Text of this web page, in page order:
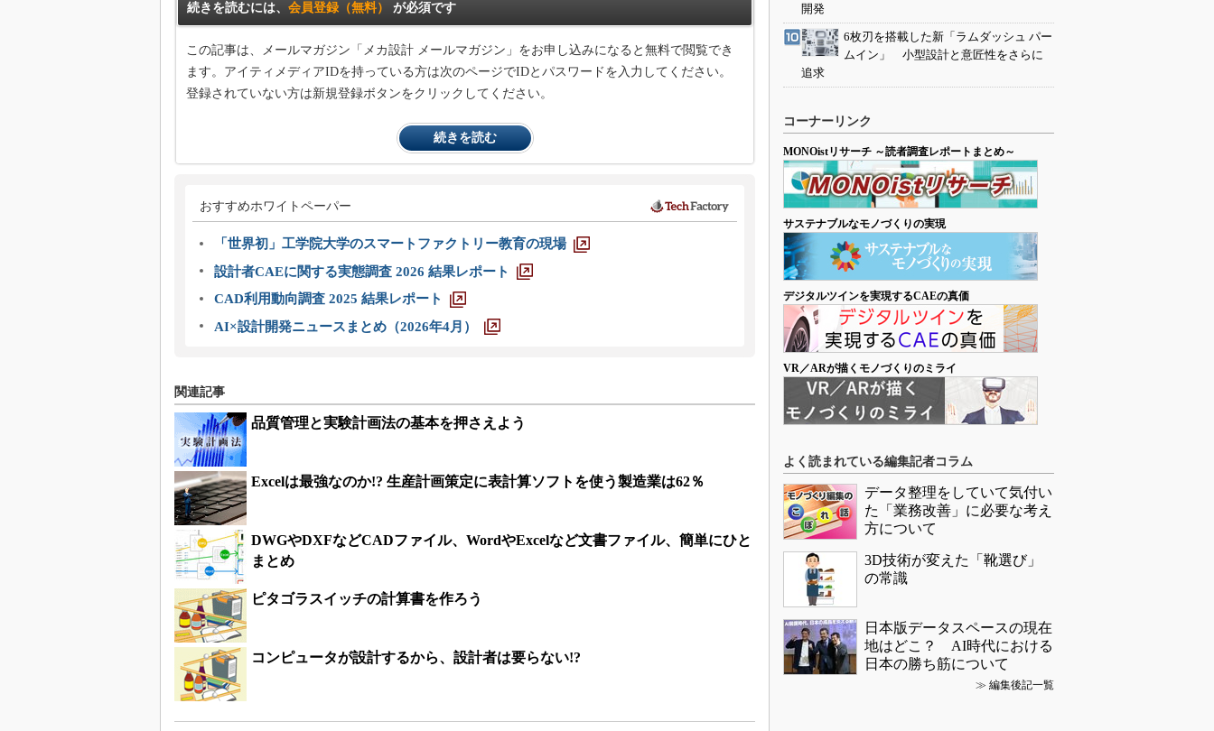
続きを読むには、 会員登録（無料） が必須です
この記事は、メールマガジン「メカ設計 メールマガジン」をお申し込みになると無料で閲覧でき
ます。アイティメディアIDを持っている方は次のページでIDとパスワードを入力してください。
登録されていない方は新規登録ボタンをクリックしてください。
続きを読む
おすすめホワイトペーパー
「世界初」工学院大学のスマートファクトリー教育の現場
設計者CAEに関する実態調査 2026 結果レポート
CAD利用動向調査 2025 結果レポート
AI×設計開発ニュースまとめ（2026年4月）
関連記事
品質管理と実験計画法の基本を押さえよう
Excelは最強なのか!? 生産計画策定に表計算ソフトを使う製造業は62％
DWGやDXFなどCADファイル、WordやExcelなど文書ファイル、簡単にひと
まとめ
ピタゴラスイッチの計算書を作ろう
コンピュータが設計するから、設計者は要らない!?
開発
6枚刃を搭載した新「ラムダッシュ パー
ムイン」 小型設計と意匠性をさらに
追求
コーナーリンク
MONOistリサーチ ～読者調査レポートまとめ～
サステナブルなモノづくりの実現
デジタルツインを実現するCAEの真価
VR／ARが描くモノづくりのミライ
よく読まれている編集記者コラム
データ整理をしていて気付い
た「業務改善」に必要な考え
方について
3D技術が変えた「靴選び」
の常識
日本版データスペースの現在
地はどこ？ AI時代における
日本の勝ち筋について
≫ 編集後記一覧